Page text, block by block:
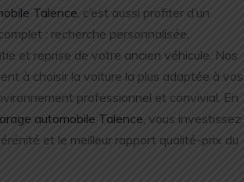
Talence , c’est aussi profiter d’un
: recherche personnalisée,
et reprise de votre ancien véhicule. Nos
à choisir la voiture la plus adaptée à vos
professionnel et convivial. En
automobile Talence , vous investissez
et le meilleur rapport qualité-prix du